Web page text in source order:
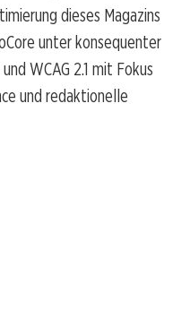
dieses Magazins
unter konsequenter
WCAG 2.1 mit Fokus
und redaktionelle